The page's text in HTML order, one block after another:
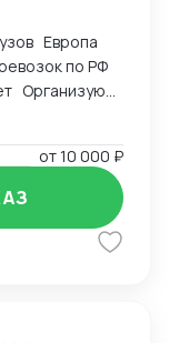
поставок
Европа
по РФ
Организую
в любых
от10 000 ₽